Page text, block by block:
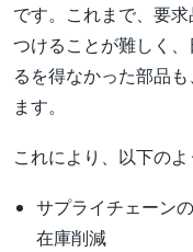
です。これまで、要
つけることが難しく
るを得なかった部品
ます。
これにより、以下のよ
サプライチェーン
在庫削減